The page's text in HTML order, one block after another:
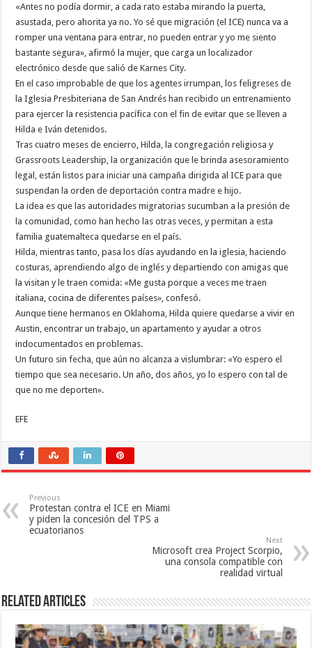
«Antes no podía dormir, a cada rato estaba mirando la puerta,
asustada, pero ahorita ya no. Yo sé que migración (el ICE) nunca va a
romper una ventana para entrar, no pueden entrar y yo me siento
bastante segura», afirmó la mujer, que carga un localizador
electrónico desde que salió de Karnes City.
En el caso improbable de que los agentes irrumpan, los feligreses de
la Iglesia Presbiteriana de San Andrés han recibido un entrenamiento
para ejercer la resistencia pacífica con el fin de evitar que se lleven a
Hilda e Iván detenidos.
Tras cuatro meses de encierro, Hilda, la congregación religiosa y
Grassroots Leadership, la organización que le brinda asesoramiento
legal, están listos para iniciar una campaña dirigida al ICE para que
suspendan la orden de deportación contra madre e hijo.
La idea es que las autoridades migratorias sucumban a la presión de
la comunidad, como han hecho las otras veces, y permitan a esta
familia guatemalteca quedarse en el país.
Hilda, mientras tanto, pasa los días ayudando en la iglesia, haciendo
costuras, aprendiendo algo de inglés y departiendo con amigas que
la visitan y le traen comida: «Me gusta porque a veces me traen
italiana, cocina de diferentes países», confesó.
Aunque tiene hermanos en Oklahoma, Hilda quiere quedarse a vivir en
Austin, encontrar un trabajo, un apartamento y ayudar a otros
indocumentados en problemas.
Un futuro sin fecha, que aún no alcanza a vislumbrar: «Yo espero el
tiempo que sea necesario. Un año, dos años, yo lo espero con tal de
que no me deporten».
EFE
Previous
Protestan contra el ICE en Miami
y piden la concesión del TPS a
ecuatorianos
Next
Microsoft crea Project Scorpio,
una consola compatible con
realidad virtual
Related Articles